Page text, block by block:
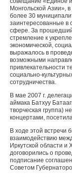
Монгольской Азии»,
более 30
заинтересованные в
сфере. За прошедший
стремление к
экономической,
выражалось в
возможными
привлекательности
социально-
сотрудничества.
В мае 2007 г.
аймака Батхуу
творческая группа)
концертами,
В ходе этой встречи
взаимодействию
Иркутской области и
договорились о
подписание
Советом